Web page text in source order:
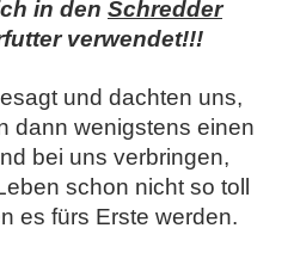
in den Schredder
verwendet!!!
und dachten uns,
dann wenigstens einen
bei uns verbringen,
schon nicht so toll
es fürs Erste werden.